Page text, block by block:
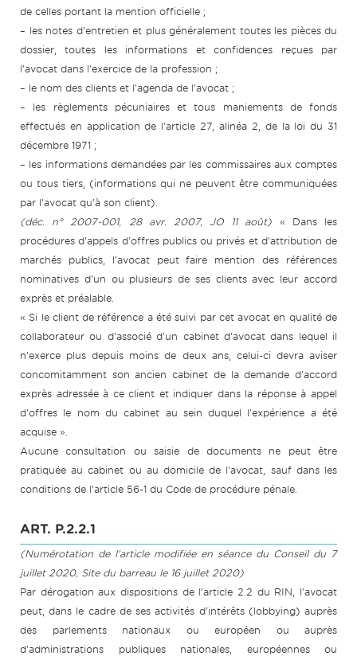
de celles portant la mention officielle ;
– les notes d'entretien et plus généralement toutes les pièces du
dossier, toutes les informations et confidences reçues par
l'avocat dans l'exercice de la profession ;
– le nom des clients et l'agenda de l'avocat ;
– les règlements pécuniaires et tous maniements de fonds
effectués en application de l'article 27, alinéa 2, de la loi du 31
décembre 1971 ;
– les informations demandées par les commissaires aux comptes
ou tous tiers, (informations qui ne peuvent être communiquées
par l'avocat qu'à son client).
(déc. n° 2007-001, 28 avr. 2007, JO 11 août) « Dans les
procédures d'appels d'offres publics ou privés et d'attribution de
marchés publics, l'avocat peut faire mention des références
nominatives d'un ou plusieurs de ses clients avec leur accord
exprès et préalable.
« Si le client de référence a été suivi par cet avocat en qualité de
collaborateur ou d'associé d'un cabinet d'avocat dans lequel il
n'exerce plus depuis moins de deux ans, celui-ci devra aviser
concomitamment son ancien cabinet de la demande d'accord
exprès adressée à ce client et indiquer dans la réponse à appel
d'offres le nom du cabinet au sein duquel l'expérience a été
acquise ».
Aucune consultation ou saisie de documents ne peut être
pratiquée au cabinet ou au domicile de l'avocat, sauf dans les
conditions de l'article 56-1 du Code de procédure pénale.
ART. P.2.2.1
(Numérotation de l'article modifiée en séance du Conseil du 7
juillet 2020, Site du barreau le 16 juillet 2020)
Par dérogation aux dispositions de l'article 2.2 du RIN, l'avocat
peut, dans le cadre de ses activités d'intérêts (lobbying) auprès
des parlements nationaux ou européen ou auprès
d'administrations publiques nationales, européennes ou